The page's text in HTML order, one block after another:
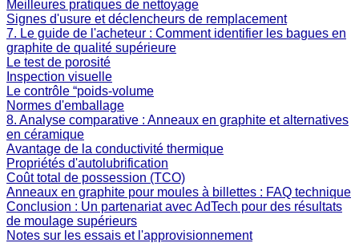
Meilleures pratiques de nettoyage
Signes d'usure et déclencheurs de remplacement
7. Le guide de l'acheteur : Comment identifier les bagues en
graphite de qualité supérieure
Le test de porosité
Inspection visuelle
Le contrôle “poids-volume
Normes d'emballage
8. Analyse comparative : Anneaux en graphite et alternatives
en céramique
Avantage de la conductivité thermique
Propriétés d'autolubrification
Coût total de possession (TCO)
Anneaux en graphite pour moules à billettes : FAQ technique
Conclusion : Un partenariat avec AdTech pour des résultats
de moulage supérieurs
Notes sur les essais et l'approvisionnement